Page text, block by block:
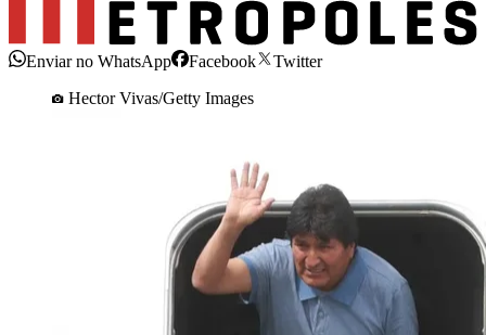
Enviar no WhatsApp Facebook
Twitter
Hector Vivas/Getty Images